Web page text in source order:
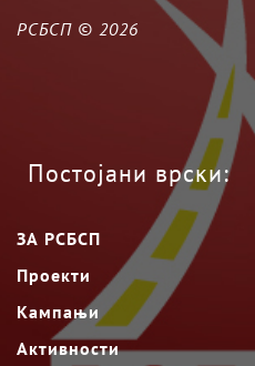
РСБСП © 2026
Постојани врски:
ЗА РСБСП
Проекти
Кампањи
Активности